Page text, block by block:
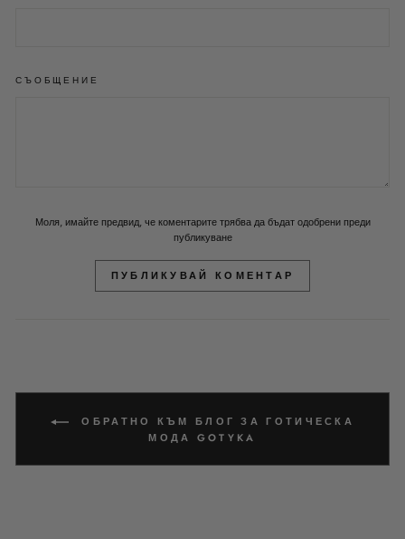
СЪОБЩЕНИЕ
Моля, имайте предвид, че коментарите трябва да бъдат одобрени преди
публикуване
ПУБЛИКУВАЙ КОМЕНТАР
ОБРАТНО КЪМ БЛОГ ЗА ГОТИЧЕСКА
МОДА GOTYKA